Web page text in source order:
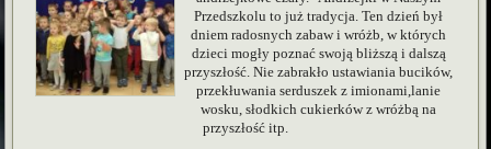
Przedszkolu to już tradycja. Ten dzień był
dniem radosnych zabaw i wróżb, w których
dzieci mogły poznać swoją bliższą i dalszą
przyszłość. Nie zabrakło ustawiania bucików,
przekłuwania serduszek z imionami,lanie
wosku, słodkich cukierków z wróżbą na
przyszłość itp.